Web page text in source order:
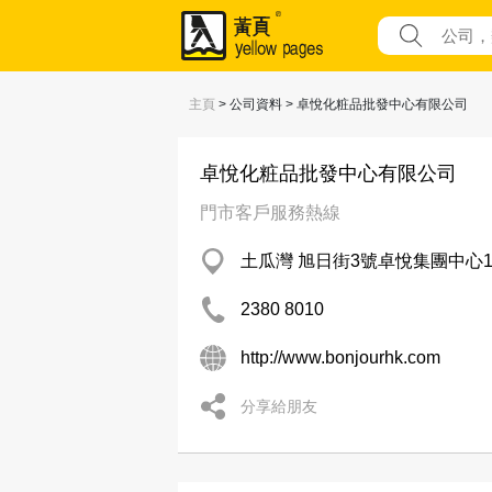
主頁 > 公司資料 > 卓悅化粧品批發中心有限公司
卓悅化粧品批發中心有限公司
門市客戶服務熱線
土瓜灣 旭日街3號卓悅集團中心
2380 8010
http://www.bonjourhk.com
分享給朋友